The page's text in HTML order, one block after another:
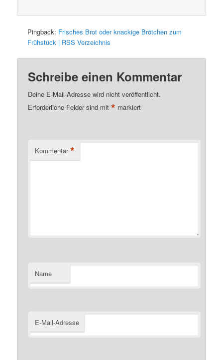
Pingback: Frisches Brot oder knackige Brötchen zum
Frühstück | RSS Verzeichnis
Schreibe einen Kommentar
Deine E-Mail-Adresse wird nicht veröffentlicht.
Erforderliche Felder sind mit* markiert
Kommentar *
Name
E-Mail-Adresse